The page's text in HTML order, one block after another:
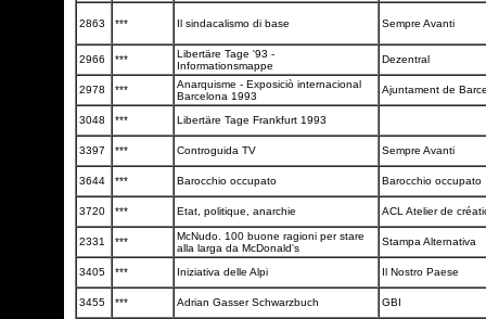
2863 *** Il sindacalismo di base Sempre Avanti
2966 ***
Libertäre Tage '93 -
Informationsmappe
Dezentral
2978 ***
Anarquisme - Exposiciò internacional
Barcelona 1993
Ajuntament de
3048 *** Libertäre Tage Frankfurt 1993
3397 *** Controguida TV Sempre Avanti
3644 *** Barocchio occupato Barocchio occupato
3720 *** Etat, politique, anarchie ACL Atelier de
2331 ***
McNudo. 100 buone ragioni per stare
alla larga da McDonald's
Stampa Alternativa
3405 *** Iniziativa delle Alpi Il Nostro Paese
3455 *** Adrian Gasser Schwarzbuch GBI